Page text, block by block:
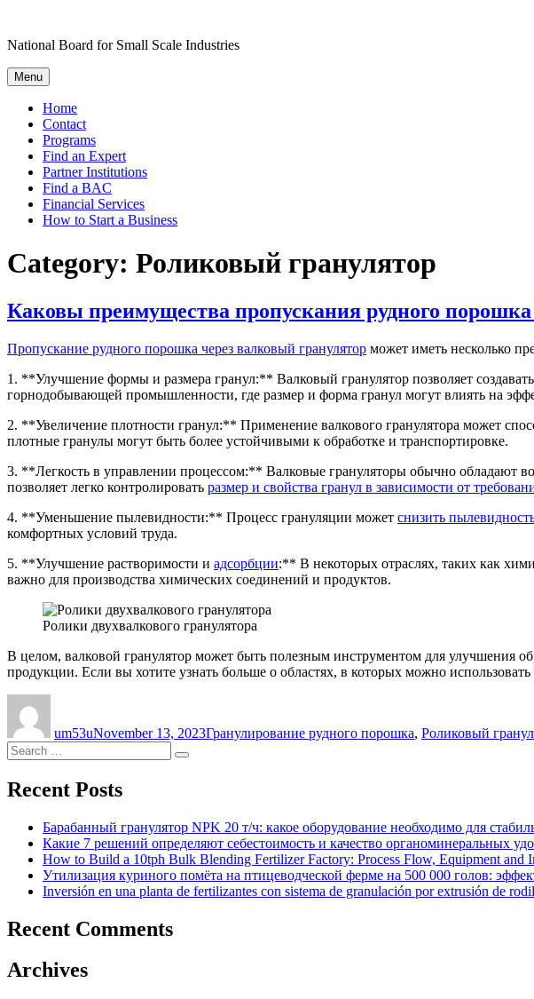
content
National Board for Small Scale Industries
Menu
Home
Contact
Programs
Find an Expert
Partner Institutions
Find a BAC
Financial Services
How to Start a Business
Category: Роликовый гранулятор
Каковы преимущества пропускания рудного
Пропускание рудного порошка через валковый гранулятор может иметь несколько
1. **Улучшение формы и размера гранул:** Валковый гранулятор позволяет создавать
горнодобывающей промышленности, где размер и форма гранул могут влиять на
2. **Увеличение плотности гранул:** Применение валкового гранулятора может
плотные гранулы могут быть более устойчивыми к обработке и транспортировке.
3. **Легкость в управлении процессом:** Валковые грануляторы обычно обладают
позволяет легко контролировать размер и свойства гранул в зависимости от
4. **Уменьшение пылевидности:** Процесс грануляции может снизить
комфортных условий труда.
5. **Улучшение растворимости и адсорбции:** В некоторых отраслях, таких как
важно для производства химических соединений и продуктов.
Ролики двухвалкового гранулятора
В целом, валковой гранулятор может быть полезным инструментом для улучшения
продукции. Если вы хотите узнать больше о областях, в которых можно
um53uNovember 13, 2023Гранулирование рудного порошка, Роликовый
Search
for:
Search
Recent Posts
Барабанный гранулятор NPK 20 т/ч: какое оборудование необходимо для
Какие 7 решений определяют себестоимость и качество органоминеральных
How to Build a 10tph Bulk Blending Fertilizer Factory: Process Flow, Equipment and
Утилизация куриного помёта на птицеводческой ферме на 500 000 голов:
Inversión en una planta de fertilizantes con sistema de granulación por extrusión de
Recent Comments
Archives